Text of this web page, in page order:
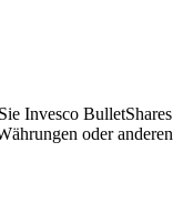
Invesco BulletShares
oder anderen